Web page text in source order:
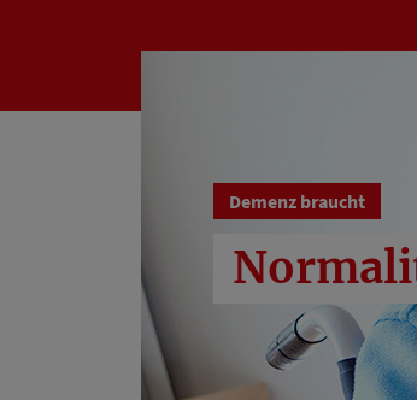
Demenz braucht